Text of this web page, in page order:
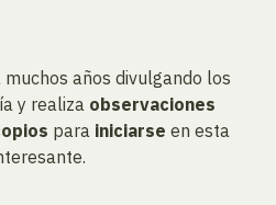
años divulgando los
y realiza observaciones
para iniciarse en esta